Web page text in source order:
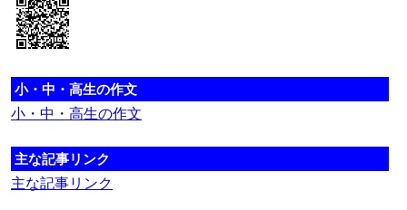
小・中・高生の作文
小・中・高生の作文
主な記事リンク
主な記事リンク